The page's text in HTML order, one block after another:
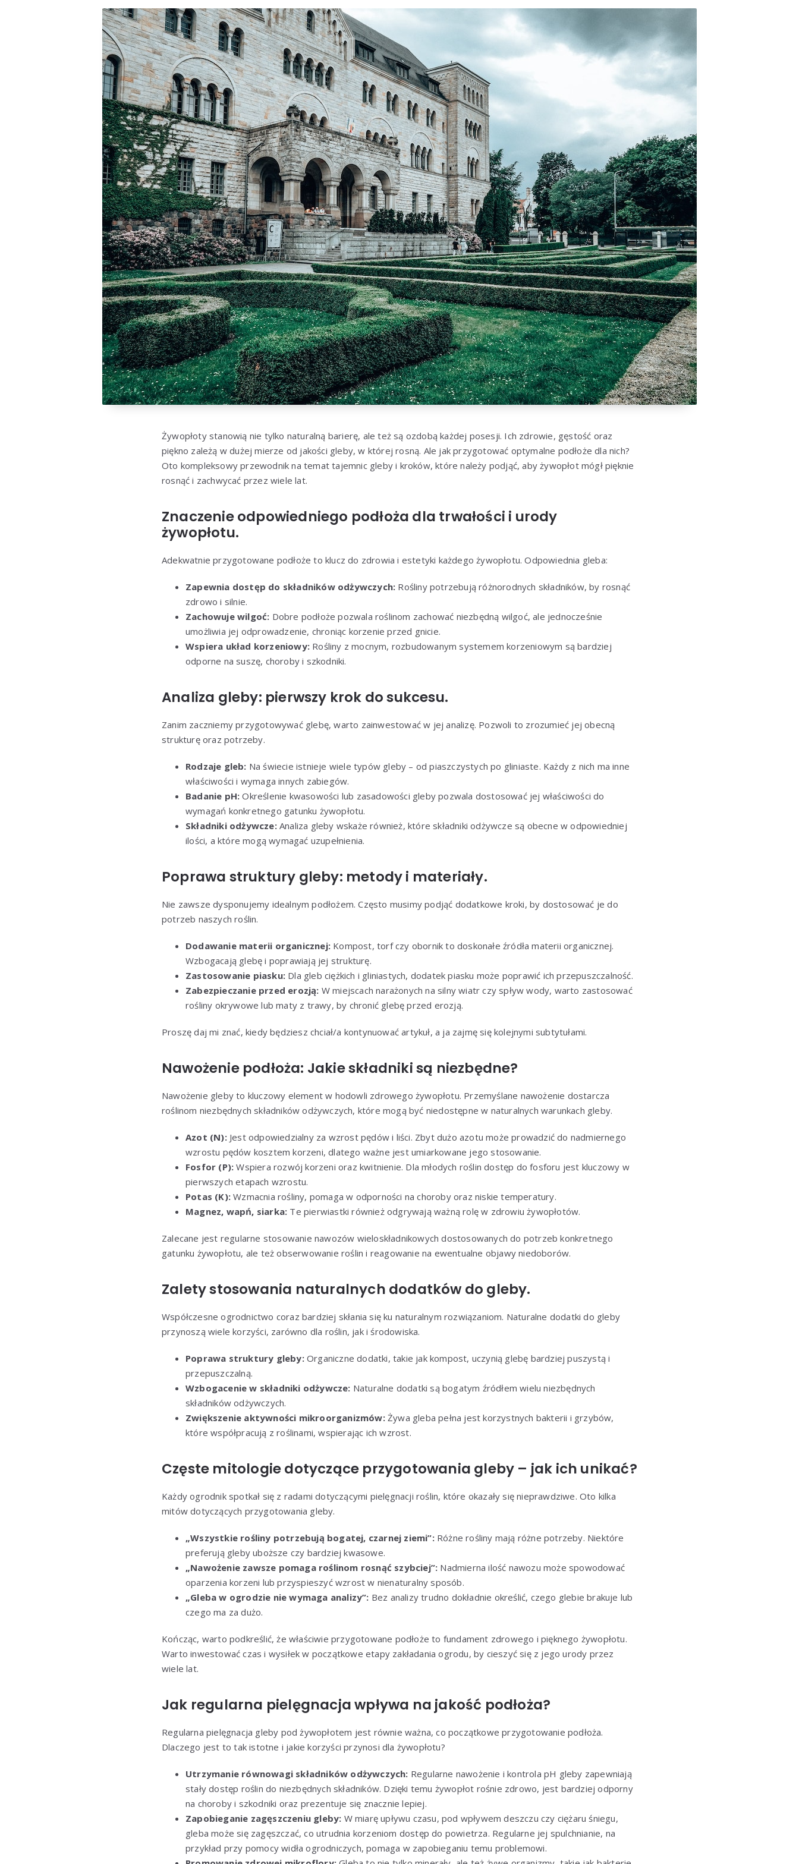
Żywopłoty stanowią nie tylko naturalną barierę, ale też są ozdobą każdej posesji. Ich zdrowie, gęstość oraz
piękno zależą w dużej mierze od jakości gleby, w której rosną. Ale jak przygotować optymalne podłoże dla nich?
Oto kompleksowy przewodnik na temat tajemnic gleby i kroków, które należy podjąć, aby żywopłot mógł pięknie
rosnąć i zachwycać przez wiele lat.
Znaczenie odpowiedniego podłoża dla trwałości i urody
żywopłotu.
Adekwatnie przygotowane podłoże to klucz do zdrowia i estetyki każdego żywopłotu. Odpowiednia gleba:
Zapewnia dostęp do składników odżywczych: Rośliny potrzebują różnorodnych składników, by rosnąć
zdrowo i silnie.
Zachowuje wilgoć: Dobre podłoże pozwala roślinom zachować niezbędną wilgoć, ale jednocześnie
umożliwia jej odprowadzenie, chroniąc korzenie przed gnicie.
Wspiera układ korzeniowy: Rośliny z mocnym, rozbudowanym systemem korzeniowym są bardziej
odporne na suszę, choroby i szkodniki.
Analiza gleby: pierwszy krok do sukcesu.
Zanim zaczniemy przygotowywać glebę, warto zainwestować w jej analizę. Pozwoli to zrozumieć jej obecną
strukturę oraz potrzeby.
Rodzaje gleb: Na świecie istnieje wiele typów gleby – od piaszczystych po gliniaste. Każdy z nich ma inne
właściwości i wymaga innych zabiegów.
Badanie pH: Określenie kwasowości lub zasadowości gleby pozwala dostosować jej właściwości do
wymagań konkretnego gatunku żywopłotu.
Składniki odżywcze:Analiza gleby wskaże również, które składniki odżywcze są obecne w odpowiedniej
ilości, a które mogą wymagać uzupełnienia.
Poprawa struktury gleby: metody i materiały.
Nie zawsze dysponujemy idealnym podłożem. Często musimy podjąć dodatkowe kroki, by dostosować je do
potrzeb naszych roślin.
Dodawanie materii organicznej: Kompost, torf czy obornik to doskonałe źródła materii organicznej.
Wzbogacają glebę i poprawiają jej strukturę.
Zastosowanie piasku: Dla gleb ciężkich i gliniastych, dodatek piasku może poprawić ich przepuszczalność.
Zabezpieczanie przed erozją: W miejscach narażonych na silny wiatr czy spływ wody, warto zastosować
rośliny okrywowe lub maty z trawy, by chronić glebę przed erozją.
Proszę daj mi znać, kiedy będziesz chciał/a kontynuować artykuł, a ja zajmę się kolejnymi subtytułami.
Nawożenie podłoża: Jakie składniki są niezbędne?
Nawożenie gleby to kluczowy element w hodowli zdrowego żywopłotu. Przemyślane nawożenie dostarcza
roślinom niezbędnych składników odżywczych, które mogą być niedostępne w naturalnych warunkach gleby.
Azot (N):Jest odpowiedzialny za wzrost pędów i liści. Zbyt dużo azotu może prowadzić do nadmiernego
wzrostu pędów kosztem korzeni, dlatego ważne jest umiarkowane jego stosowanie.
Fosfor (P): Wspiera rozwój korzeni oraz kwitnienie. Dla młodych roślin dostęp do fosforu jest kluczowy w
pierwszych etapach wzrostu.
Potas (K): Wzmacnia rośliny, pomaga w odporności na choroby oraz niskie temperatury.
Magnez, wapń, siarka: Te pierwiastki również odgrywają ważną rolę w zdrowiu żywopłotów.
Zalecane jest regularne stosowanie nawozów wieloskładnikowych dostosowanych do potrzeb konkretnego
gatunku żywopłotu, ale też obserwowanie roślin i reagowanie na ewentualne objawy niedoborów.
Zalety stosowania naturalnych dodatków do gleby.
Współczesne ogrodnictwo coraz bardziej skłania się ku naturalnym rozwiązaniom. Naturalne dodatki do gleby
przynoszą wiele korzyści, zarówno dla roślin, jak i środowiska.
Poprawa struktury gleby:Organiczne dodatki, takie jak kompost, uczynią glebę bardziej puszystą i
przepuszczalną.
Wzbogacenie w składniki odżywcze: Naturalne dodatki są bogatym źródłem wielu niezbędnych
składników odżywczych.
Zwiększenie aktywności mikroorganizmów:Żywa gleba pełna jest korzystnych bakterii i grzybów,
które współpracują z roślinami, wspierając ich wzrost.
Częste mitologie dotyczące przygotowania gleby – jak ich unikać?
Każdy ogrodnik spotkał się z radami dotyczącymi pielęgnacji roślin, które okazały się nieprawdziwe. Oto kilka
mitów dotyczących przygotowania gleby.
„Wszystkie rośliny potrzebują bogatej, czarnej ziemi”:Różne rośliny mają różne potrzeby. Niektóre
preferują gleby uboższe czy bardziej kwasowe.
„Nawożenie zawsze pomaga roślinom rosnąć szybciej”: Nadmierna ilość nawozu może spowodować
oparzenia korzeni lub przyspieszyć wzrost w nienaturalny sposób.
„Gleba w ogrodzie nie wymaga analizy”: Bez analizy trudno dokładnie określić, czego glebie brakuje lub
czego ma za dużo.
Kończąc, warto podkreślić, że właściwie przygotowane podłoże to fundament zdrowego i pięknego żywopłotu.
Warto inwestować czas i wysiłek w początkowe etapy zakładania ogrodu, by cieszyć się z jego urody przez
wiele lat.
Jak regularna pielęgnacja wpływa na jakość podłoża?
Regularna pielęgnacja gleby pod żywopłotem jest równie ważna, co początkowe przygotowanie podłoża.
Dlaczego jest to tak istotne i jakie korzyści przynosi dla żywopłotu?
Utrzymanie równowagi składników odżywczych: Regularne nawożenie i kontrola pH gleby zapewniają
stały dostęp roślin do niezbędnych składników. Dzięki temu żywopłot rośnie zdrowo, jest bardziej odporny
na choroby i szkodniki oraz prezentuje się znacznie lepiej.
Zapobieganie zagęszczeniu gleby: W miarę upływu czasu, pod wpływem deszczu czy ciężaru śniegu,
gleba może się zagęszczać, co utrudnia korzeniom dostęp do powietrza. Regularne jej spulchnianie, na
przykład przy pomocy widła ogrodniczych, pomaga w zapobieganiu temu problemowi.